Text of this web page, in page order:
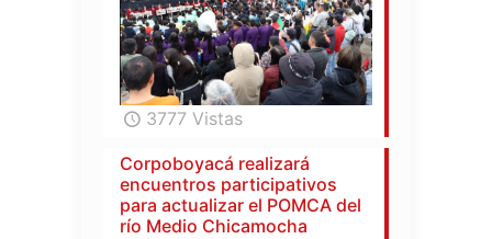
3777 Vistas
Corpoboyacá realizará
encuentros participativos
para actualizar el POMCA del
río Medio Chicamocha